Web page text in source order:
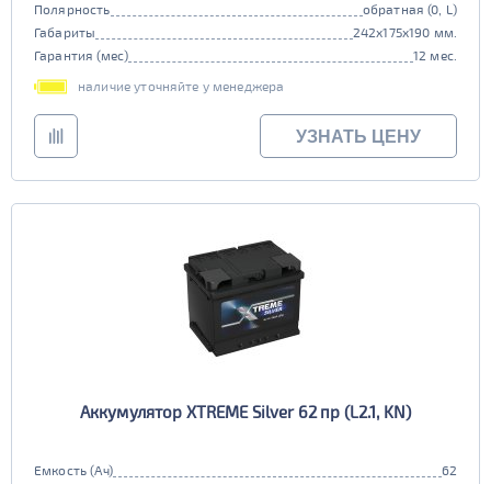
Полярность
обратная (0, L)
Габариты
242x175x190 мм.
Гарантия (мес)
12 мес.
наличие уточняйте у менеджера
УЗНАТЬ ЦЕНУ
Аккумулятор XTREME Silver 62 пр (L2.1, KN)
Емкость (Ач)
62